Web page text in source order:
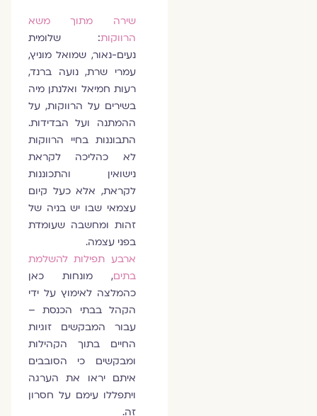
שירה מתוך משא
הרווקות: שלומית
נעים-נאור, שמואל מוניץ,
עמרי שרת, נועה ברנד,
רעות חמיאל ואלנתן מיה
בשירים על הרווקות, על
ההמתנה ועל הבדידות.
התבוננות בחיי הרווקות
לא כהליכה לקראת
נישואין והתכוננות
לקראת, אלא כעל קיום
עצמאי שבו יש בניה של
זהות ומחשבה שעומדת
בפני עצמה.
ארבע תפילות להשלמת
בתים, מונחות כאן
כהמלצה לאימוץ על ידי
הקהל בבתי הכנסת –
עבור המבקשים זוגיות
החיים בתוך הקהילות
ומבקשים כי הסובבים
איתם יראו את הערגה
ויתפללו עימם על חסרון
זה.